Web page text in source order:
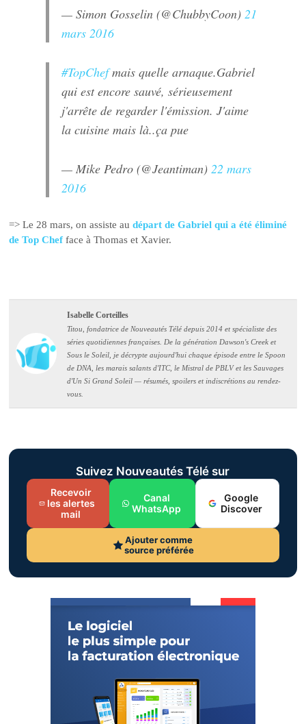
— Simon Gosselin (@ChubbyCoon) 21
mars 2016
#TopChefmais quelle arnaque.Gabriel
qui est encore sauvé, sérieusement
j'arrête de regarder l'émission. J'aime
la cuisine mais là..ça pue
— Mike Pedro (@Jeantiman)22 mars
2016
=> Le 28 mars, on assiste audépart de Gabriel qui a été éliminé
de Top Chefface à Thomas et Xavier.
Isabelle Corteilles
Titou, fondatrice de Nouveautés Télé depuis 2014 et spécialiste des
séries quotidiennes françaises. De la génération Dawson's Creek et
Sous le Soleil, je décrypte aujourd'hui chaque épisode entre le Spoon
de DNA, les marais salants d'ITC, le Mistral de PBLV et les Sauvages
d'Un Si Grand Soleil — résumés, spoilers et indiscrétions au rendez-
vous.
Suivez Nouveautés Télé sur
Recevoir
les alertes
mail
Canal
WhatsApp
Google
Discover
Ajouter comme
source préférée